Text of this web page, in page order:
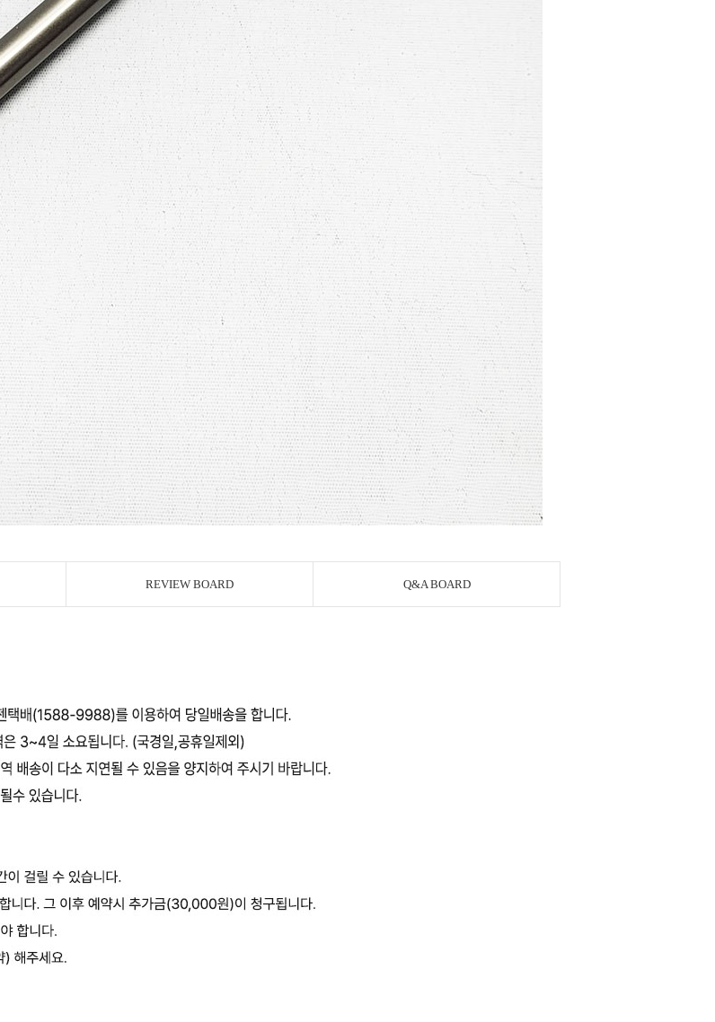
REVIEW BOARD Q&A BOARD